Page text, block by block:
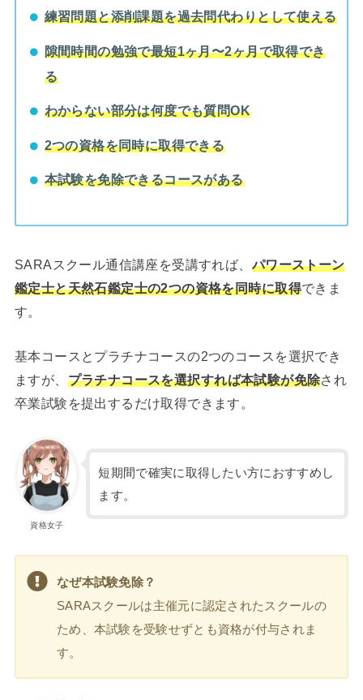
練習問題と添削課題を過去問代わりとして使える
隙間時間の勉強で最短1ヶ月〜2ヶ月で取得でき
る
わからない部分は何度でも質問OK
2つの資格を同時に取得できる
本試験を免除できるコースがある
SARAスクール通信講座を受講すれば、 パワーストーン
鑑定士と天然石鑑定士の2つの資格を同時に取得できま
す。
基本コースとプラチナコースの2つのコースを選択でき
ますが、 プラチナコースを選択すれば本試験が免除され
卒業試験を提出するだけ取得できます。
資格女子
短期間で確実に取得したい方におすすめし
ます。
なぜ本試験免除？
SARAスクールは主催元に認定されたスクールの
ため、本試験を受験せずとも資格が付与されま
す。